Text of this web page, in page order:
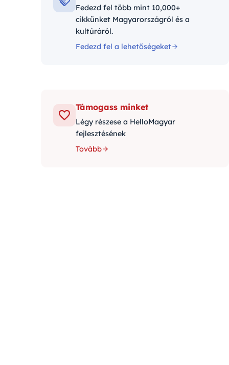
Fedezd fel több mint 10,000+
cikkünket Magyarországról és a
kultúráról.
Fedezd fel a lehetőségeket
Támogass minket
Légy részese a HelloMagyar
fejlesztésének
Tovább